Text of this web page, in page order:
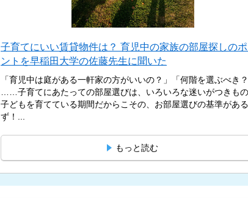
子育てにいい賃貸物件は？ 育児中の家族の部屋探しのポ
ントを早稲田大学の佐藤先生に聞いた
「育児中は庭がある一軒家の方がいいの？」「何階を選ぶべき？
……子育てにあたっての部屋選びは、いろいろな迷いがつきもの
子どもを育てている期間だからこその、お部屋選びの基準があ
ず！...
もっと読む